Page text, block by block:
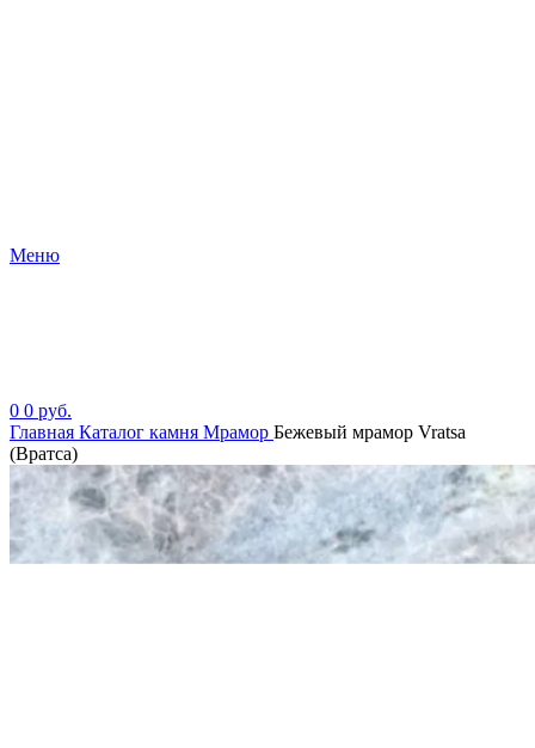
Меню
0 0 руб.
Главная Каталог камня Мрамор Бежевый мрамор Vratsa
(Вратса)